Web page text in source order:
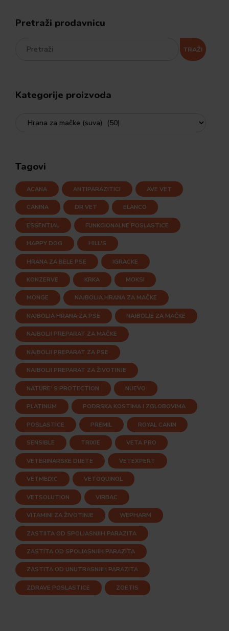
Pretraži prodavnicu
TRAŽI
Kategorije proizvoda
Tagovi
ACANA ANTIPARAZITICI AVE VET
CANINA DR VET ELANCO
ESSENTIAL FUNKCIONALNE POSLASTICE
HAPPY DOG HILL'S
HRANA ZA BELE PSE IGRACKE
KONZERVE KRKA MOKSI
MONGE NAJBOLJA HRANA ZA MAČKE
NAJBOLJA HRANA ZA PSE NAJBOLJE ZA MAČKE
NAJBOLJI PREPARAT ZA MAČKE
NAJBOLJI PREPARAT ZA PSE
NAJBOLJI PREPARAT ZA ŽIVOTINJE
NATURE' S PROTECTION NUEVO
PLATINUM PODRSKA KOSTIMA I ZGLOBOVIMA
POSLASTICE PREMIL ROYAL CANIN
SENSIBLE TRIXIE VETA PRO
VETERINARSKE DIJETE VETEXPERT
VETMEDIC VETOQUINOL
VETSOLUTION VIRBAC
VITAMINI ZA ŽIVOTINJE WEPHARM
ZASTIITA OD SPOLJASNJIH PARAZITA
ZASTITA OD SPOLJASNJIH PARAZITA
ZASTITA OD UNUTRASNJIH PARAZITA
ZDRAVE POSLASTICE ZOETIS